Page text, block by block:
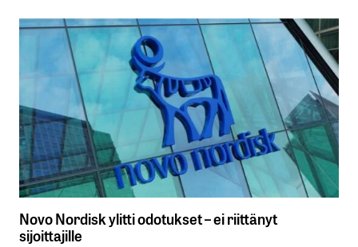
Novo Nordisk ylitti odotukset – ei riittänyt
sijoittajille